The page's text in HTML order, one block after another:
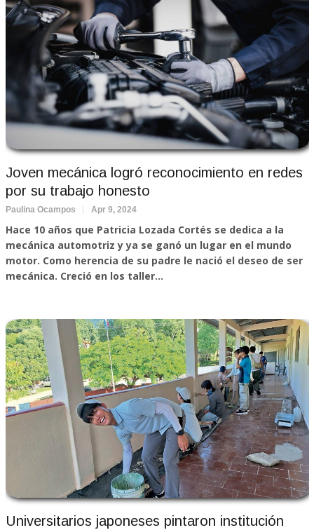
Joven mecánica logró reconocimiento en redes
por su trabajo honesto
Paulina Ocampos Apr 9, 2024
Hace 10 años que Patricia Lozada Cortés se dedica a la
mecánica automotriz y ya se ganó un lugar en el mundo
motor. Como herencia de su padre le nació el deseo de ser
mecánica. Creció en los taller...
Universitarios japoneses pintaron institución